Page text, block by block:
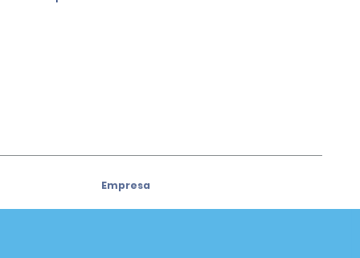
Empresa